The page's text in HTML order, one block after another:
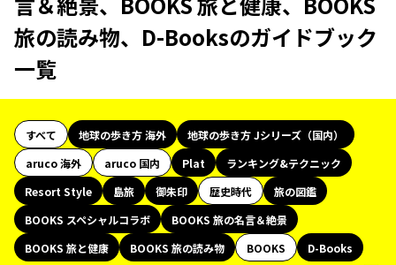
旅の読み物、D-Booksのガイドブック
一覧
すべて 地球の歩き方 海外
地球の歩き方 Jシリーズ（国内）
aruco 海外
aruco 国内 Plat
ランキング&テクニック
Resort Style
島旅 御朱印 歴史時代
旅の図鑑
BOOKS スペシャルコラボ
BOOKS 旅の名言＆絶景
BOOKS 旅と健康
BOOKS 旅の読み物 BOOKS
D-Books